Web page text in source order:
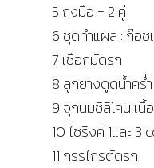
5 ถุงมือ = 2 คู่
6 ชุดทำแผล : ก๊อซ
7 เชือกมัดรก
8 ลูกยางดูดน้ำคร่ำ
9 จุกนมซิลิโคน เนื้
10 ไซริงค์ 1และ 3
11 กรรไกรตัดรก